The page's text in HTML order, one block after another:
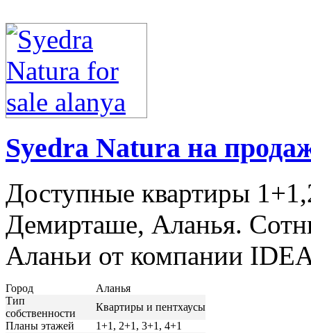
Syedra Natura на
Доступные квартиры
Демирташе, Аланья.
Аланьи от компании
Город
Аланья
Тип
собственности
Квартиры и пентхаусы
Планы этажей
1+1, 2+1, 3+1, 4+1